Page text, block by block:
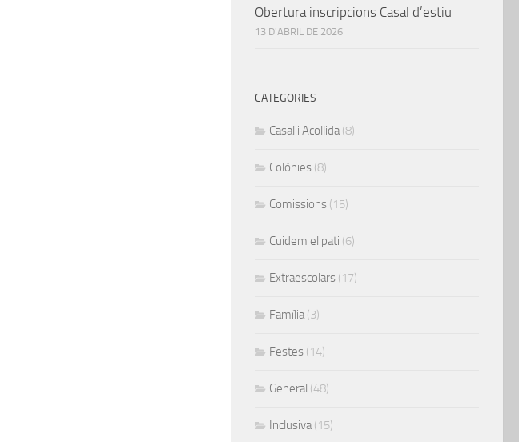
Obertura inscripcions Casal d’estiu
13 D'ABRIL DE 2026
CATEGORIES
Casal i Acollida(8)
Colònies (8)
Comissions (15)
Cuidem el pati (6)
Extraescolars (17)
Família(3)
Festes (14)
General (48)
Inclusiva(15)